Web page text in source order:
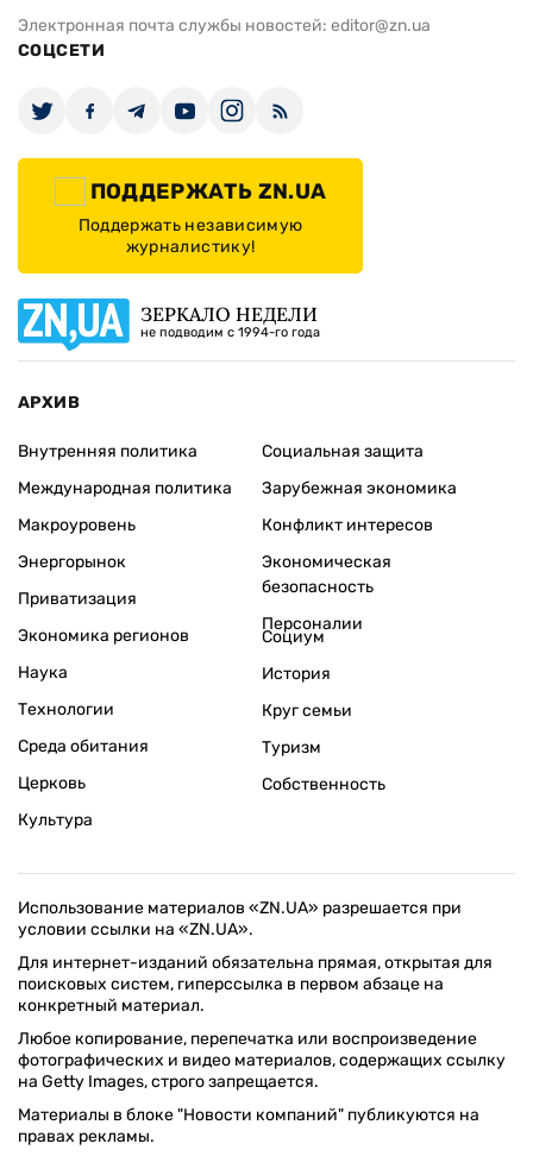
Электронная почта службы новостей: editor@zn.ua
СОЦСЕТИ
ПОДДЕРЖАТЬ ZN.UA
Поддержать независимую
журналистику!
ЗЕРКАЛО НЕДЕЛИ
не подводим с 1994-го года
АРХИВ
Внутренняя политика
Международная политика
Макроуровень
Энергорынок
Приватизация
Экономика регионов
Социальная защита
Зарубежная экономика
Конфликт интересов
Экономическая
безопасность
Персоналии
Наука
Технологии
Среда обитания
Церковь
Культура
Социум
История
Круг семьи
Туризм
Собственность
Использование материалов «ZN.UA» разрешается при
условии ссылки на «ZN.UA».
Для интернет-изданий обязательна прямая, открытая для
поисковых систем, гиперссылка в первом абзаце на
конкретный материал.
Любое копирование, перепечатка или воспроизведение
фотографических и видео материалов, содержащих ссылку
на Getty Images, строго запрещается.
Материалы в блоке "Новости компаний" публикуются на
правах рекламы.